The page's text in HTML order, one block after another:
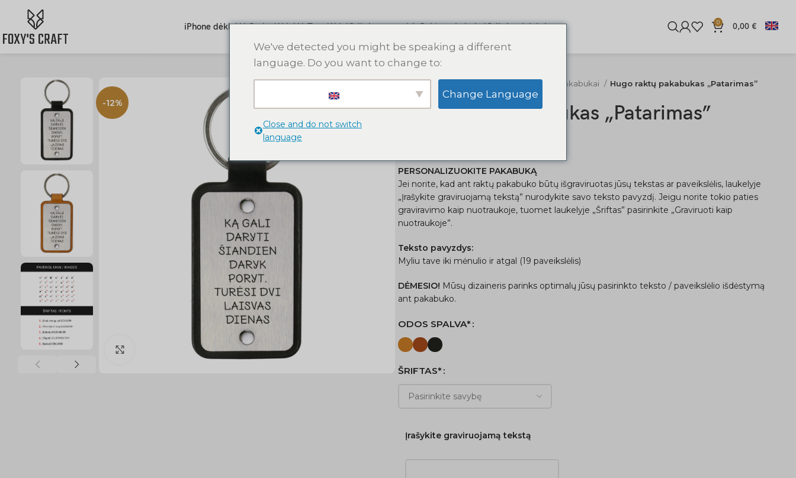
iPhone dėklaiAirPods dėklaiAirTag dėklaiOdinės apyrankėsRaktų pakabukaiOdinės piniginės 0 0,00 €
-12%
Click to enlarge
Pradžia Raktų pakabukai Hugo raktų pakabukai Hugo raktų pakabukas „Patarimas”
Hugo raktų pakabukas „Patarimas”
PERSONALIZUOKITE PAKABUKĄ
Jei norite, kad ant raktų pakabuko būtų išgraviruotas jūsų tekstas ar paveikslėlis, laukelyje
„Įrašykite graviruojamą tekstą” nurodykite savo teksto pavyzdį. Jeigu norite tokio paties
graviravimo kaip nuotraukoje, tuomet laukelyje „Šriftas” pasirinkite „Graviruoti kaip
nuotraukoje”.
Teksto pavyzdys:
Myliu tave iki mėnulio ir atgal (19 paveikslėlis)
DĖMESIO! Mūsų dizaineris parinks optimalų jūsų pasirinkto teksto / paveikslėlio išdėstymą
ant pakabuko.
ODOS SPALVA*
ŠRIFTAS*
Įrašykite graviruojamą tekstą
We've detected you might be speaking a different
language. Do you want to change to:
Change Language
Close and do not switch
language